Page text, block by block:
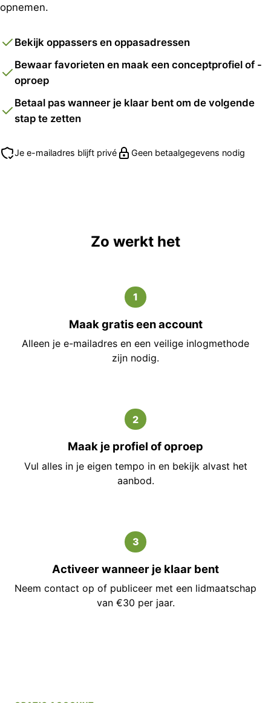
opnemen.
Bekijk oppassers en oppasadressen
Bewaar favorieten en maak een conceptprofiel of -
oproep
Betaal pas wanneer je klaar bent om de volgende
stap te zetten
Je e-mailadres blijft privé Geen betaalgegevens nodig
Zo werkt het
1
Maak gratis een account
Alleen je e-mailadres en een veilige inlogmethode
zijn nodig.
2
Maak je profiel of oproep
Vul alles in je eigen tempo in en bekijk alvast het
aanbod.
3
Activeer wanneer je klaar bent
Neem contact op of publiceer met een lidmaatschap
van €30 per jaar.